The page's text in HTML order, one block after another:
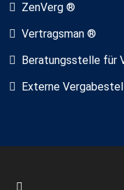
ZenVerg ®
Vertragsman ®
Beratungsstelle für
Externe